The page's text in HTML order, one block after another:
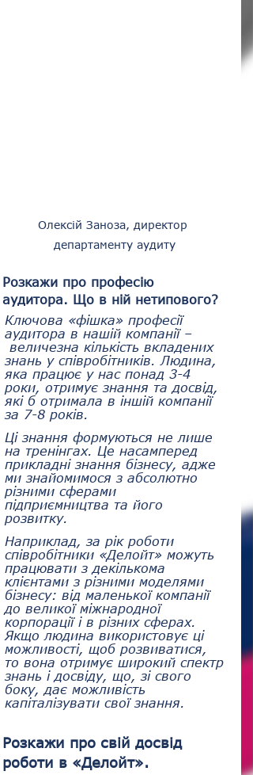
Олексій Заноза, директор
департаменту аудиту
Розкажи про професію
аудитора. Що в ній нетипового?
Ключова «фішка» професії
аудитора в нашій компанії –
величезна кількість вкладених
знань у співробітників. Людина,
яка працює у нас понад 3-4
роки, отримує знання та досвід,
які б отримала в іншій компанії
за 7-8 років.
Ці знання формуються не лише
на тренінгах. Це насамперед
прикладні знання бізнесу, адже
ми знайомимося з абсолютно
різними сферами
підприємництва та його
розвитку.
Наприклад, за рік роботи
співробітники «Делойт» можуть
працювати з декількома
клієнтами з різними моделями
бізнесу: від маленької компанії
до великої міжнародної
корпорації і в різних сферах.
Якщо людина використовує ці
можливості, щоб розвиватися,
то вона отримує широкий спектр
знань і досвіду, що, зі свого
боку, дає можливість
капіталізувати свої знання.
Розкажи про свій досвід
роботи в «Делойт».